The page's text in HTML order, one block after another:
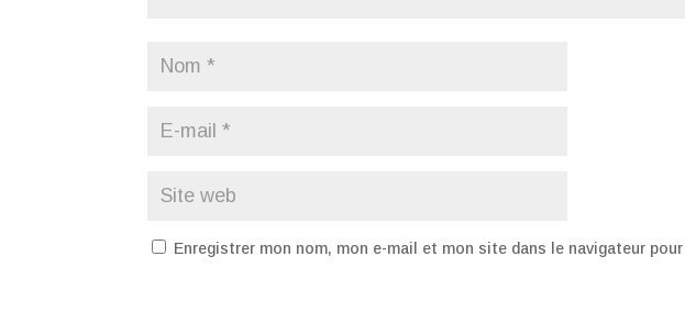
Enregistrer mon nom, mon e-mail et mon site dans le navigateur